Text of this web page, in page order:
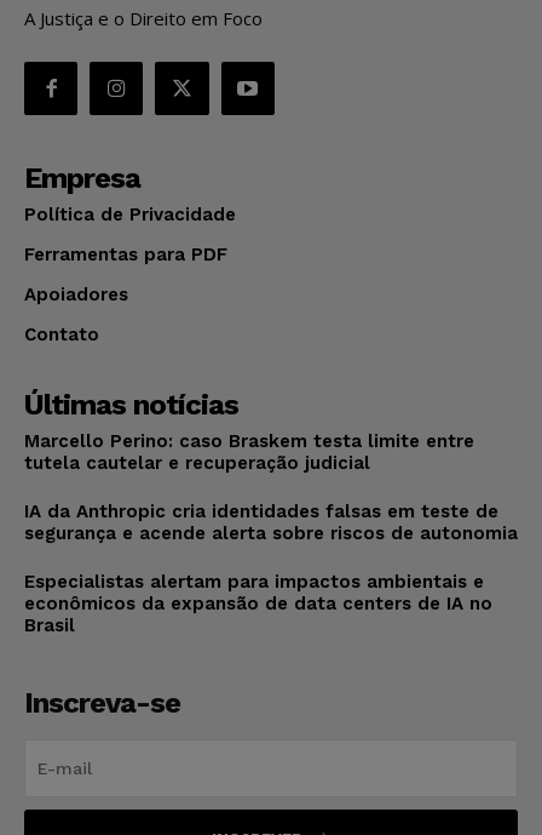
A Justiça e o Direito em Foco
Empresa
Política de Privacidade
Ferramentas para PDF
Apoiadores
Contato
Últimas notícias
Marcello Perino: caso Braskem testa limite entre
tutela cautelar e recuperação judicial
IA da Anthropic cria identidades falsas em teste de
segurança e acende alerta sobre riscos de autonomia
Especialistas alertam para impactos ambientais e
econômicos da expansão de data centers de IA no
Brasil
Inscreva-se